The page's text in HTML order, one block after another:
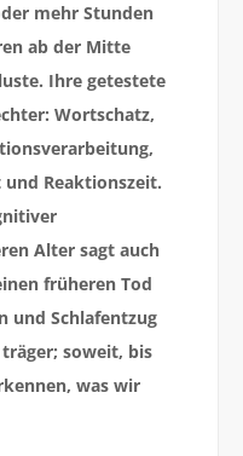
mehr Stunden
ab der Mitte
Ihre getestete
Wortschatz,
Reaktionszeit.
Alter sagt auch
früheren Tod
und Schlafentzug
soweit, bis
was wir